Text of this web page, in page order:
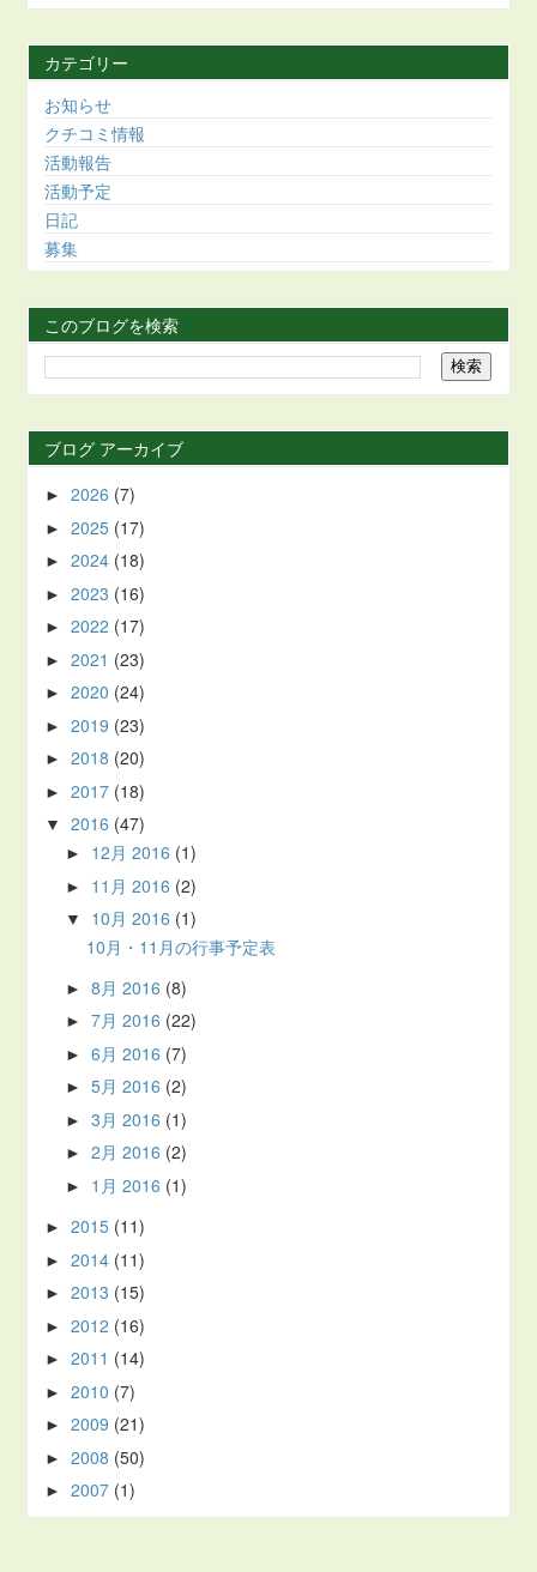
カテゴリー
お知らせ
クチコミ情報
活動報告
活動予定
日記
募集
このブログを検索
ブログ アーカイブ
►2026 (7)
►2025 (17)
►2024 (18)
►2023 (16)
►2022 (17)
►2021 (23)
►2020 (24)
►2019 (23)
►2018 (20)
►2017 (18)
▼2016 (47)
► 12月 2016 (1)
► 11月 2016 (2)
▼ 10月 2016 (1)
10月・11月の行事予定表
►8月 2016 (8)
►7月 2016 (22)
►6月 2016 (7)
►5月 2016 (2)
►3月 2016 (1)
►2月 2016 (2)
► 1月 2016 (1)
►2015 (11)
►2014 (11)
►2013 (15)
►2012 (16)
►2011 (14)
►2010 (7)
►2009 (21)
►2008 (50)
►2007 (1)